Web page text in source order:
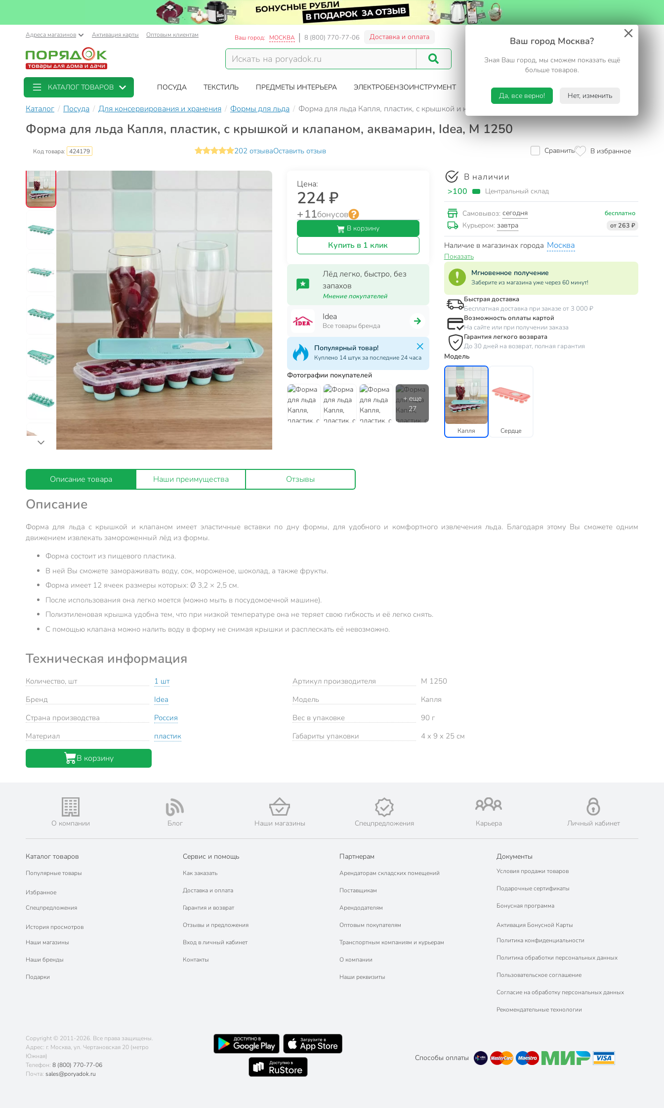
Ваш город Москва?
Зная Ваш город, мы сможем показать ещё
больше товаров.
Да, все верно! Нет, изменить
Адреса магазинов Активация карты Оптовым клиентам Ваш город: МОСКВА 8 (800) 770-77-06 Доставка и оплата
Корзина
КАТАЛОГ ТОВАРОВ ПОСУДА ТЕКСТИЛЬ ПРЕДМЕТЫ ИНТЕРЬЕРА ЭЛЕКТРОБЕНЗОИНСТРУМЕНТ САД И ОГОРОД ТУРИЗМ. ОТДЫХ НА ДАЧЕ
Каталог Посуда Для консервирования и хранения Формы для льда Форма для льда Капля, пластик, с крышкой и клапаном, аквамарин, Idea, М 1250
Форма для льда Капля, пластик, с крышкой и клапаном, аквамарин, Idea, М 1250
Код товара: 424179 202 отзываОставить отзыв Сравнить В избранное
Цена:
224 ₽
+ 11бонусов
В корзину
Купить в 1 клик
Лёд легко, быстро, без
запахов
Мнение покупателей
Idea
Все товары бренда
Популярный товар!
Куплено 14 штук за последние 24 часа
Фотографии покупателей
В наличии
>100 Центральный склад
Самовывоз: сегодня бесплатно
Курьером: завтра от 263 ₽
Наличие в магазинах города Москва
Показать
Мгновенное получение
Заберите из магазина уже через 60 минут!
Быстрая доставка
Бесплатная доставка при заказе от 3 000 ₽
Возможность оплаты картой
На сайте или при получении заказа
Гарантия легкого возврата
До 30 дней на возврат, полная гарантия
Модель
Капля Сердце
Описание товара Наши преимущества Отзывы
Описание
Форма для льда с крышкой и клапаном имеет эластичные вставки по дну формы, для удобного и комфортного извлечения льда. Благодаря этому Вы сможете одним
движением извлекать замороженный лёд из формы.
Форма состоит из пищевого пластика.
В ней Вы сможете замораживать воду, сок, мороженое, шоколад, а также фрукты.
Форма имеет 12 ячеек размеры которых: Ø 3,2 × 2,5 см.
После использования она легко моется (можно мыть в посудомоечной машине).
Полиэтиленовая крышка удобна тем, что при низкой температуре она не теряет свою гибкость и её легко снять.
С помощью клапана можно налить воду в форму не снимая крышки и расплескать её невозможно.
Техническая информация
Количество, шт
1 шт
Бренд
Idea
Страна производства
Россия
Материал
пластик
Артикул производителя
М 1250
Модель
Капля
Вес в упаковке
90 г
Габариты упаковки
4 x 9 x 25 см
В корзину
О компании Блог Наши магазины Спецпредложения Карьера Личный кабинет
Каталог товаров
Популярные товары
Избранное
Спецпредложения
История просмотров
Наши магазины
Наши бренды
Подарки
Сервис и помощь
Как заказать
Доставка и оплата
Гарантия и возврат
Отзывы и предложения
Вход в личный кабинет
Контакты
Партнерам
Арендаторам складских помещений
Поставщикам
Арендодателям
Оптовым покупателям
Транспортным компаниям и курьерам
О компании
Наши реквизиты
Документы
Условия продажи товаров
Подарочные сертификаты
Бонусная программа
Активация Бонусной Карты
Политика конфиденциальности
Политика обработки персональных данных
Пользовательское соглашение
Согласие на обработку персональных данных
Рекомендательные технологии
Copyright © 2011-2026. Все права защищены.
Адрес: г. Москва, ул. Чертановская 20 (метро
Южная)
Телефон: 8 (800) 770-77-06
Почта: sales@poryadok.ru
Способы оплаты